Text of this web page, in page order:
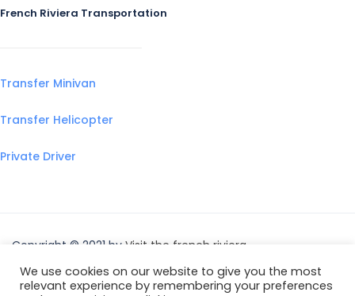
French Riviera Transportation
Transfer Minivan
Transfer Helicopter
Private Driver
Copyright © 2021 by Visit the french riviera
We use cookies on our website to give you the most
relevant experience by remembering your preferences